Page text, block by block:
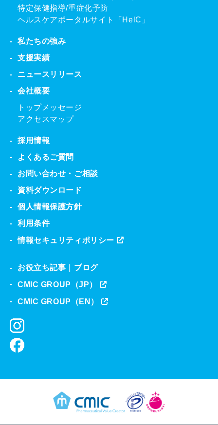
特定保健指導/重症化予防
ヘルスケアポータルサイト「HelC」
私たちの強み
支援実績
ニュースリリース
会社概要
トップメッセージ
アクセスマップ
採用情報
よくあるご質問
お問い合わせ・ご相談
資料ダウンロード
個人情報保護方針
利用条件
情報セキュリティポリシー
お役立ち記事｜ブログ
CMIC GROUP（JP）
CMIC GROUP（EN）